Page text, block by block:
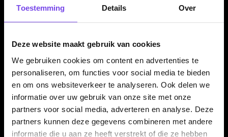
Toestemming Details Over
Deze website maakt gebruik van cookies
We gebruiken cookies om content en advertenties te
personaliseren, om functies voor social media te bieden
en om ons websiteverkeer te analyseren. Ook delen we
informatie over uw gebruik van onze site met onze
partners voor social media, adverteren en analyse. Deze
partners kunnen deze gegevens combineren met andere
informatie die u aan ze heeft verstrekt of die ze hebben
Kenmerken van de Target Takoma Ghost Stephen Bunting
Wallet
✓ Stephen Bunting signature uitvoering
✓
Ruimte voor 3 volledig gemonteerde darts
✓ Stevige hard-shell buitenkant
✓ Krasbestendige binnenkant
✓ Ritsvakken voor flights, shafts en Swiss Points
✓ Ghost-design met rode accenten